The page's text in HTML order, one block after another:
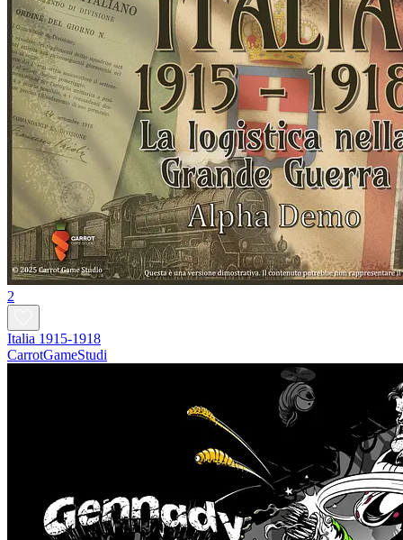
2
Italia 1915-1918
CarrotGameStudi